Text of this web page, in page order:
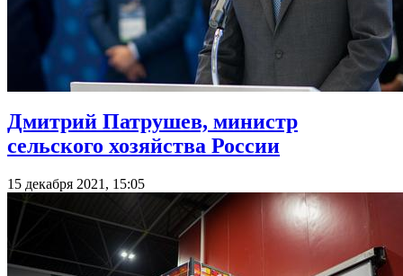
Дмитрий Патрушев, министр
сельского хозяйства России
15 декабря 2021, 15:05